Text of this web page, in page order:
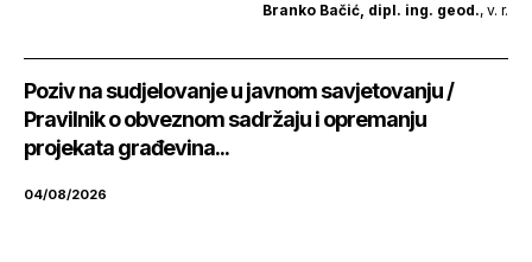
Branko Bačić, dipl. ing. geod., v. r.
Poziv na sudjelovanje u javnom savjetovanju /
Pravilnik o obveznom sadržaju i opremanju
projekata građevina...
04/08/2026